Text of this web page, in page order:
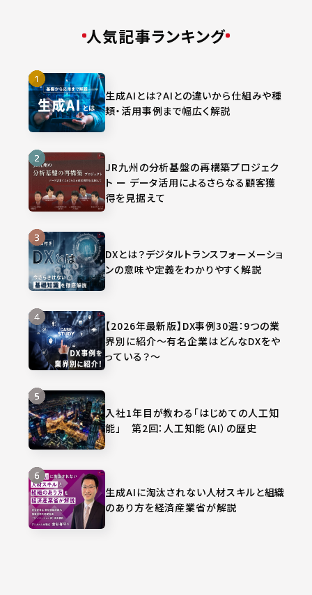
人気記事ランキング
生成AIとは？AIとの違いから仕組みや種
類・活用事例まで幅広く解説
JR九州の分析基盤の再構築プロジェク
ト ー データ活用によるさらなる顧客獲
得を見据えて
DXとは？デジタルトランスフォーメーショ
ンの意味や定義をわかりやすく解説
【2026年最新版】DX事例30選：9つの業
界別に紹介～有名企業はどんなDXをや
っている？～
入社1年目が教わる「はじめての人工知
能」 第2回：人工知能（AI）の歴史
生成AIに淘汰されない人材スキルと組織
のあり方を経済産業省が解説